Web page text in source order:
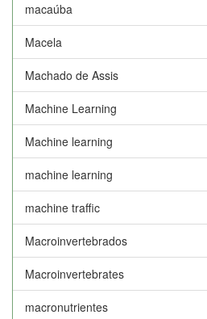
macaúba
Macela
Machado de Assis
Machine Learning
Machine learning
machine learning
machine traffic
Macroinvertebrados
Macroinvertebrates
macronutrientes